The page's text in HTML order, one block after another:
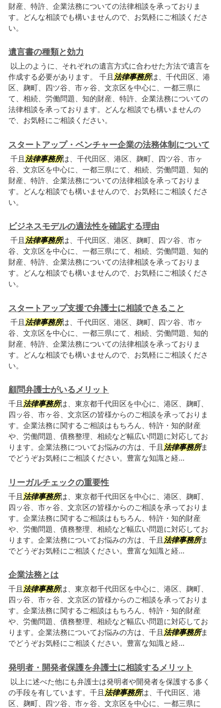
財産、特許、企業法務についての法律相談を承っておりま
す。どんな相談でも構いませんので、お気軽にご相談くださ
い。
遺言書の種類と効力
以上のように、それぞれの遺言方式に合わせた方法で遺言を
作成する必要があります。 千且 法律事務所は、千代田区、港
区、麹町、四ツ谷、市ヶ谷、文京区を中心に、一都三県に
て、相続、労働問題、知的財産、特許、企業法務についての
法律相談を承っております。どんな相談でも構いませんの
で、お気軽にご相談ください。
スタートアップ・ベンチャー企業の法務体制について
千且 法律事務所は、千代田区、港区、麹町、四ツ谷、市ヶ
谷、文京区を中心に、一都三県にて、相続、労働問題、知的
財産、特許、企業法務についての法律相談を承っておりま
す。どんな相談でも構いませんので、お気軽にご相談くださ
い。
ビジネスモデルの適法性を確認する理由
千且 法律事務所は、千代田区、港区、麹町、四ツ谷、市ヶ
谷、文京区を中心に、一都三県にて、相続、労働問題、知的
財産、特許、企業法務についての法律相談を承っておりま
す。どんな相談でも構いませんので、お気軽にご相談くださ
い。
スタートアップ支援で弁護士に相談できること
千且 法律事務所は、千代田区、港区、麹町、四ツ谷、市ヶ
谷、文京区を中心に、一都三県にて、相続、労働問題、知的
財産、特許、企業法務についての法律相談を承っておりま
す。どんな相談でも構いませんので、お気軽にご相談くださ
い。
顧問弁護士がいるメリット
千且 法律事務所は、東京都千代田区を中心に、港区、麹町、
四ッ谷、市ヶ谷、文京区の皆様からのご相談を承っておりま
す。企業法務に関するご相談はもちろん、特許・知的財産
や、労働問題、債務整理、相続など幅広い問題に対応してお
ります。企業法務についてお悩みの方は、千且 法律事務所ま
でどうぞお気軽にご相談ください。豊富な知識と経...
リーガルチェックの重要性
千且 法律事務所は、東京都千代田区を中心に、港区、麹町、
四ッ谷、市ヶ谷、文京区の皆様からのご相談を承っておりま
す。企業法務に関するご相談はもちろん、特許・知的財産
や、労働問題、債務整理、相続など幅広い問題に対応してお
ります。企業法務についてお悩みの方は、千且 法律事務所ま
でどうぞお気軽にご相談ください。豊富な知識と経...
企業法務とは
千且 法律事務所は、東京都千代田区を中心に、港区、麹町、
四ッ谷、市ヶ谷、文京区の皆様からのご相談を承っておりま
す。企業法務に関するご相談はもちろん、特許・知的財産
や、労働問題、債務整理、相続など幅広い問題に対応してお
ります。企業法務についてお悩みの方は、千且 法律事務所ま
でどうぞお気軽にご相談ください。豊富な知識と経...
発明者・開発者保護を弁護士に相談するメリット
以上に述べた他にも弁護士は発明者や開発者を保護する多く
の手段を有しています。千且 法律事務所は、千代田区、港
区、麹町、四ツ谷、市ヶ谷、文京区を中心に、一都三県に